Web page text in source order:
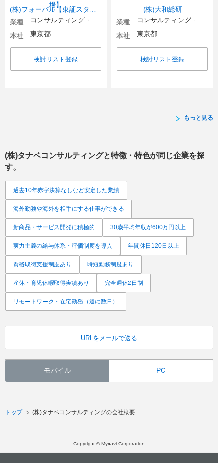
業種
本社
東京都
検討リスト登録
(株)大和総研
業種
本社
東京都
検討リスト登録
もっと見る
(株)タナベコンサルティングと特徴・特色が同じ企業を探
す。
過去10年赤字決算なしなど安定した業績
海外勤務や海外を相手にする仕事ができる
新商品・サービス開発に積極的 30歳平均年収が600万円以上
実力主義の給与体系・評価制度を導入 年間休日120日以上
資格取得支援制度あり 時短勤務制度あり
産休・育児休暇取得実績あり 完全週休2日制
リモートワーク・在宅勤務（週に数日）
URLをメールで送る
モバイル PC
トップ (株)タナベコンサルティングの会社概要
Copyright © Mynavi Corporation